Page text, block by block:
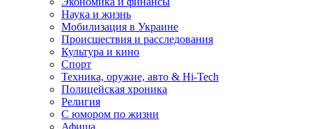
Наука и жизнь
Мобилизация в Украине
Происшествия и расследования
Культура и кино
Спорт
Техника, оружие, авто & Hi-Tech
Полицейская хроника
Религия
С юмором по жизни
Афиша